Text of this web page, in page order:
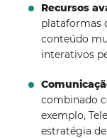
Recursos
plataformas
conteúdo
interativos
combinado
exemplo,
estratégia